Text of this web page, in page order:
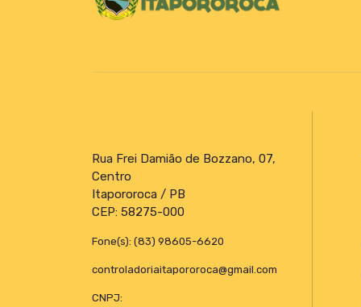
Rua Frei Damião de Bozzano, 07,
Centro
Itapororoca / PB
CEP: 58275-000
Fone(s): (83) 98605-6620
controladoriaitapororoca@gmail.com
CNPJ: